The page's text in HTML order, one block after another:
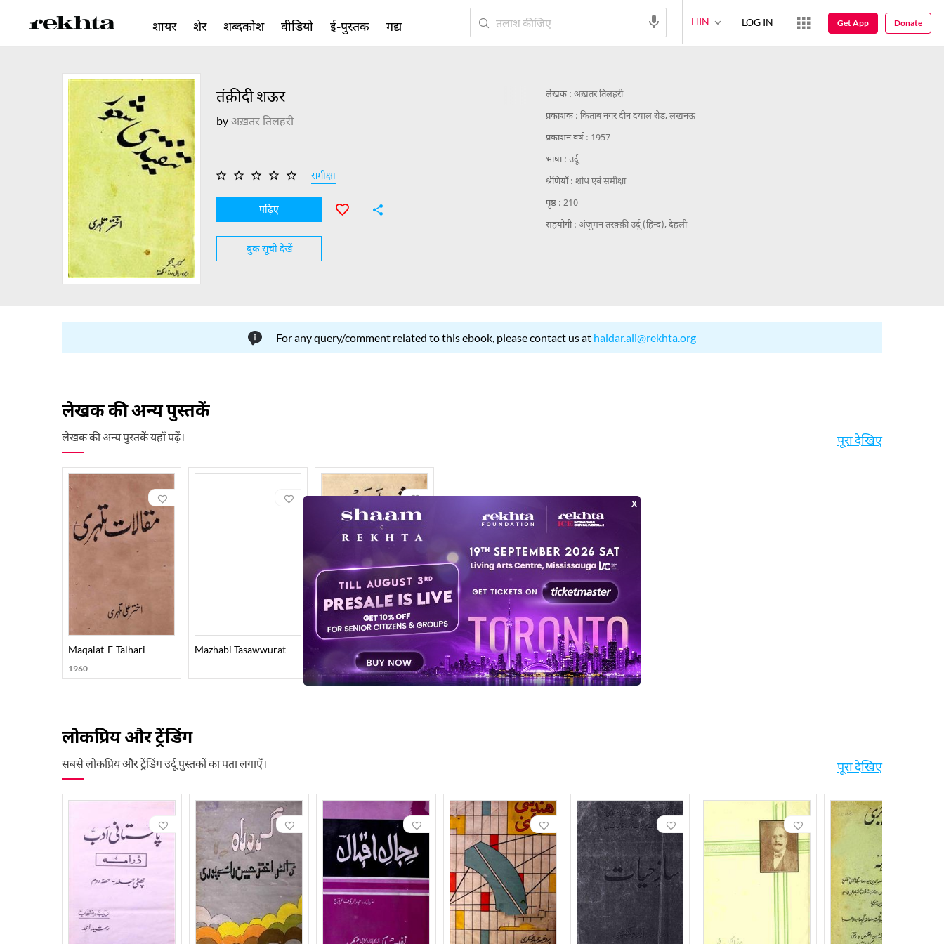
तंक़ीदी शऊर
byअख़तर तिलहरी
समीक्षा
पढ़िए
बुक सूची देखें
लेखक : अख़तर तिलहरी
प्रकाशक : किताब नगर दीन दयाल रोड, लखनऊ
प्रकाशन वर्ष : 1957
भाषा : उर्दू
श्रेणियाँ : शोध एवं समीक्षा
पृष्ठ : 210
सहयोगी : अंजुमन तरक़्क़ी उर्दू (हिन्द), देहली
For any query/comment related to this ebook, please contact us at haidar.ali@rekhta.org
लेखक की अन्य पुस्तकें
लेखक की अन्य पुस्तकें यहाँ पढ़ें। पूरा देखिए
Maqalat-E-Talhari
1960
Mazhabi Tasawwurat शेर-ओ-अदब
1958
लोकप्रिय और ट्रेंडिंग
सबसे लोकप्रिय और ट्रेंडिंग उर्दू पुस्तकों का पता लगाएँ। पूरा देखिए
शायर शेर शब्दकोश वीडियो ई-पुस्तक गद्य
ब्लॉग शायरी
पब्लिकेशंस
HIN LOG IN Get App Donate